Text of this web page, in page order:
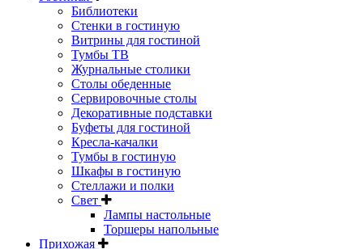
Библиотеки
Стенки в гостиную
Витрины для гостиной
Тумбы ТВ
Журнальные столики
Столы обеденные
Сервировочные столы
Декоративные подставки
Буфеты для гостиной
Кресла-качалки
Тумбы в гостиную
Шкафы в гостиную
Стеллажи и полки
Свет
Лампы настольные
Торшеры напольные
Прихожая